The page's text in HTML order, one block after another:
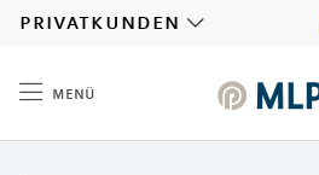
privatkunden
menü